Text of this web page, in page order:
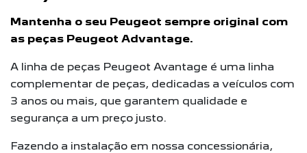
Mantenha o seu Peugeot sempre original com
as peças Peugeot Advantage.
A linha de peças Peugeot Avantage é uma linha
complementar de peças, dedicadas a veículos com
3 anos ou mais, que garantem qualidade e
segurança a um preço justo.
Fazendo a instalação em nossa concessionária,